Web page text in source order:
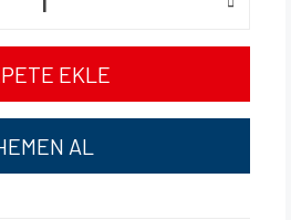
EKLE
AL